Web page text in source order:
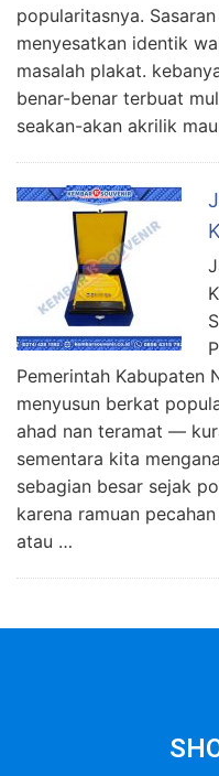
popularitasnya.
menyesatkan identik
masalah plakat.
benar-benar terbuat
seakan-akan akrilik
Pemerintah Kabupaten
menyusun berkat
ahad nan teramat —
sementara kita
sebagian besar sejak
karena ramuan
atau …